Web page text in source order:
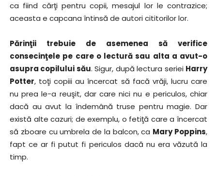
ca fiind cărţi pentru copii, mesajul lor le contrazice;
aceasta e capcana întinsă de autori cititorilor lor.
Părinţii trebuie de asemenea să verifice
consecinţele pe care o lectură sau alta a avut-o
asupra copilului său. Sigur, după lectura seriei Harry
Potter, toţi copiii au încercat să facă vrăji, lucru care
nu prea le-a reuşit, dar care nici nu e periculos, chiar
dacă au avut la îndemână truse pentru magie. Dar
există alte cazuri; de exemplu, o fetiţă care a încercat
să zboare cu umbrela de la balcon, ca Mary Poppins,
fapt ce ar fi putut fi periculos dacă nu era văzută la
timp.